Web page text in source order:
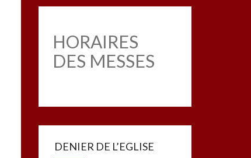
HORAIRES
DES MESSES
DENIER DE L’EGLISE